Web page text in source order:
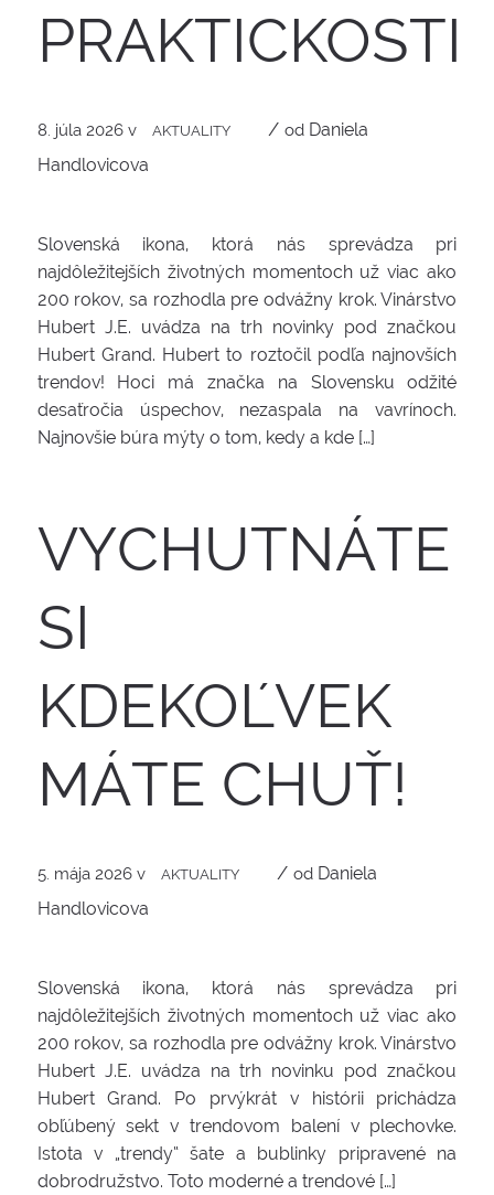
PRAKTICKOSTI
8. júla 2026 v AKTUALITY / od Daniela
Handlovicova
Slovenská ikona, ktorá nás sprevádza pri
najdôležitejších životných momentoch už viac ako
200 rokov, sa rozhodla pre odvážny krok. Vinárstvo
Hubert J.E. uvádza na trh novinky pod značkou
Hubert Grand. Hubert to roztočil podľa najnovších
trendov! Hoci má značka na Slovensku odžité
desaťročia úspechov, nezaspala na vavrínoch.
Najnovšie búra mýty o tom, kedy a kde […]
VYCHUTNÁTE
SI
KDEKOĽVEK
MÁTE CHUŤ!
5. mája 2026 v AKTUALITY / od Daniela
Handlovicova
Slovenská ikona, ktorá nás sprevádza pri
najdôležitejších životných momentoch už viac ako
200 rokov, sa rozhodla pre odvážny krok. Vinárstvo
Hubert J.E. uvádza na trh novinku pod značkou
Hubert Grand. Po prvýkrát v histórii prichádza
obľúbený sekt v trendovom balení v plechovke.
Istota v „trendy“ šate a bublinky pripravené na
dobrodružstvo. Toto moderné a trendové […]